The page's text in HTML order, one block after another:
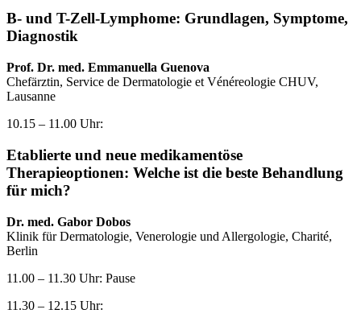
B- und T-Zell-Lymphome: Grundlagen, Symptome,
Diagnostik
Prof. Dr. med. Emmanuella Guenova
Chefärztin, Service de Dermatologie et Vénéreologie CHUV,
Lausanne
10.15 – 11.00 Uhr:
Etablierte und neue medikamentöse
Therapieoptionen: Welche ist die beste Behandlung
für mich?
Dr. med. Gabor Dobos
Klinik für Dermatologie, Venerologie und Allergologie, Charité,
Berlin
11.00 – 11.30 Uhr: Pause
11.30 – 12.15 Uhr: